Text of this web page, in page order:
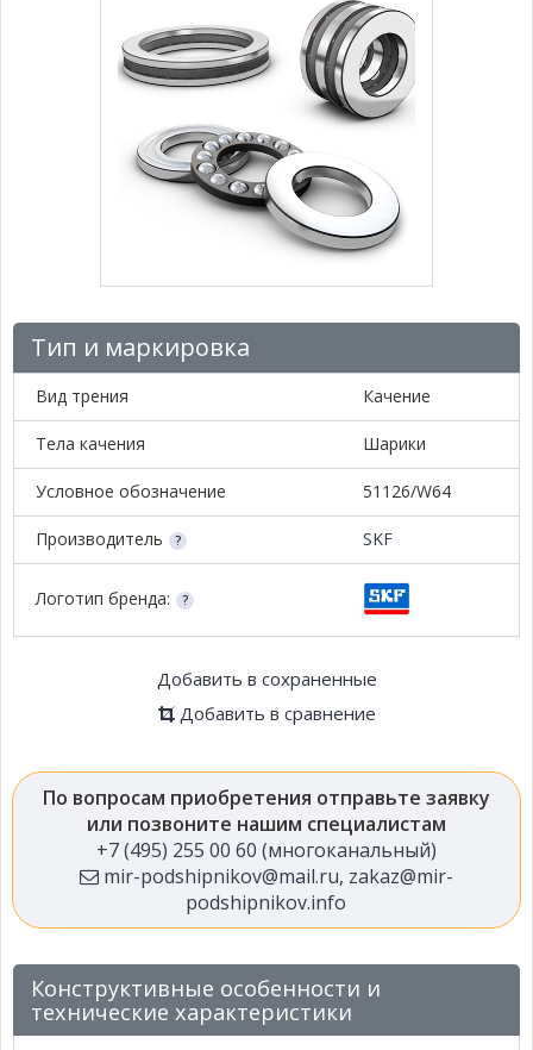
Тип и маркировка
Вид трения Качение
Тела качения Шарики
Условное обозначение 51126/W64
Производитель SKF
Логотип бренда:
Добавить в сохраненные
Добавить в сравнение
По вопросам приобретения отправьте заявку
или позвоните нашим специалистам
+7 (495) 255 00 60 (многоканальный)
mir-podshipnikov@mail.ru, zakaz@mir-
podshipnikov.info
Конструктивные особенности и
технические характеристики